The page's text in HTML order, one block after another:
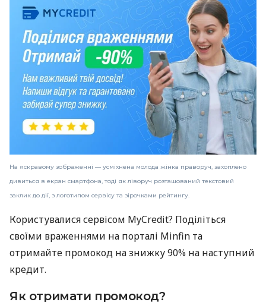
На яскравому зображенні — усміхнена молода жінка праворуч, захоплено
дивиться в екран смартфона, тоді як ліворуч розташований текстовий
заклик до дії, з логотипом сервісу та зірочками рейтингу.
Користувалися сервісом MyCredit? Поділіться
своїми враженнями на порталі Minfin та
отримайте промокод на знижку 90% на наступний
кредит.
Як отримати промокод?